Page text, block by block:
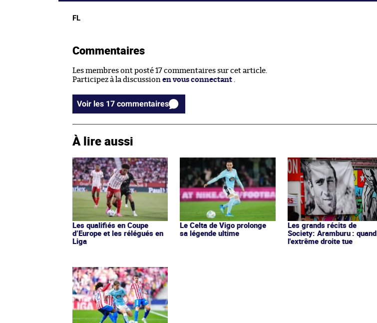
FL
Commentaires
Les membres ont posté 17 commentaires sur cet article.
Participez à la discussion en vous connectant .
Voir les 17 commentaires
À lire aussi
Les qualifiés en Coupe
d’Europe et les rélégués en
Liga
Le Celta de Vigo prolonge
sa légende ultime
Les grands récits de
Society: Aramburu : quand
l'extrême droite tue